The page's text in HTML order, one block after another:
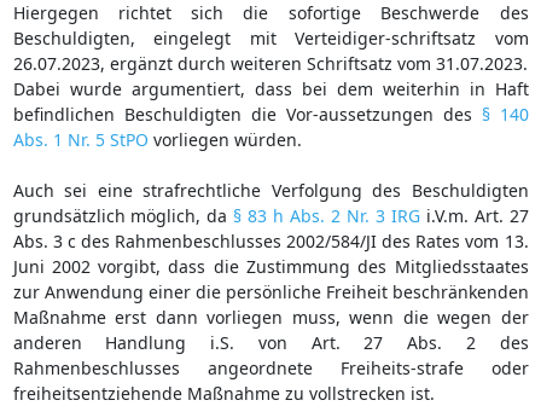
Hiergegen richtet sich die sofortige Beschwerde des
Beschuldigten, eingelegt mit Verteidiger-schriftsatz vom
26.07.2023, ergänzt durch weiteren Schriftsatz vom 31.07.2023.
Dabei wurde argumentiert, dass bei dem weiterhin in Haft
befindlichen Beschuldigten die Vor-aussetzungen des § 140
Abs. 1 Nr. 5 StPO vorliegen würden.
Auch sei eine strafrechtliche Verfolgung des Beschuldigten
grundsätzlich möglich, da § 83 h Abs. 2 Nr. 3 IRGi.V.m. Art. 27
Abs. 3 c des Rahmenbeschlusses 2002/584/JI des Rates vom 13.
Juni 2002 vorgibt, dass die Zustimmung des Mitgliedsstaates
zur Anwendung einer die persönliche Freiheit beschränkenden
Maßnahme erst dann vorliegen muss, wenn die wegen der
anderen Handlung i.S. von Art. 27 Abs. 2 des
Rahmenbeschlusses angeordnete Freiheits-strafe oder
freiheitsentziehende Maßnahme zu vollstrecken ist.